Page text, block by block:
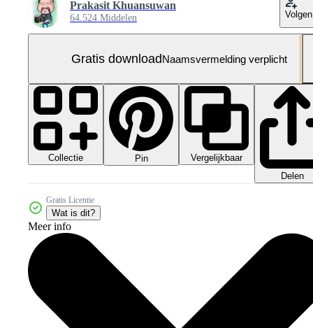
Prakasit Khuansuwan
64.524 Middelen Volgen
Gratis downloadNaamsvermelding verplicht
Collectie Pin
Vergelijkbaar
Delen
Gratis Licentie
Wat is dit?
Meer info